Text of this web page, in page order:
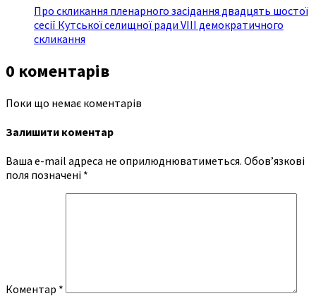
Про скликання пленарного засідання двадцять шостої
сесії Кутської селищної ради VIII демократичного
скликання
0 коментарів
Поки що немає коментарів
Залишити коментар
Ваша e-mail адреса не оприлюднюватиметься. Обов’язкові
поля позначені *
Коментар *